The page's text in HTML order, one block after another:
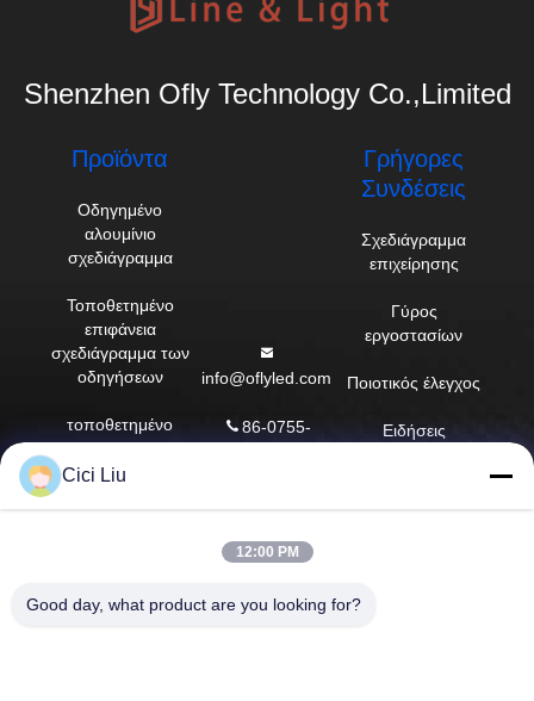
Shenzhen Ofly Technology Co.,Limited
Προϊόντα
Οδηγημένο
αλουμίνιο
σχεδιάγραμμα
Τοποθετημένο
επιφάνεια
σχεδιάγραμμα των
οδηγήσεων
τοποθετημένο
σχεδιάγραμμα των
οδηγήσεων
Ανασταλμένο
info@oflyled.com
86-0755-
Shishan,
Guangdong, Κίνα
Γρήγορες
Συνδέσεις
Σχεδιάγραμμα
επιχείρησης
Γύρος
εργοστασίων
Ποιοτικός έλεγχος
Ειδήσεις
Cici Liu
12:00 PM
Good day, what product are you looking for?